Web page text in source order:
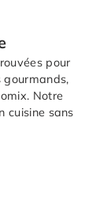
pour
gourmands,
Notre
cuisine sans